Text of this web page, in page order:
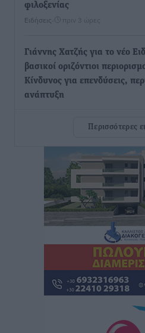
φιλοξενίας
Ειδήσεις πριν 3 ώρες
Γιάννης Χατζής για το νέο
βασικοί οριζόντιοι
Κίνδυνος για επενδύσεις,
ανάπτυξη
δεν υπάρχουν περιθώρια
Ειδήσεις• πριν 3 ώρες
Στον Άγιο Νικόλαο Χάλκης
ανανεωμένο εκκλησιαστικό
Τοπικές Ειδήσεις• πριν 3 ώρες
Ρόδος: «Βουλιάζει» από
επιβάτες και 55
Περισσότερες